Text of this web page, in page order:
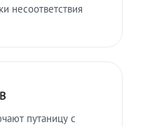
несоответствия
путаницу с